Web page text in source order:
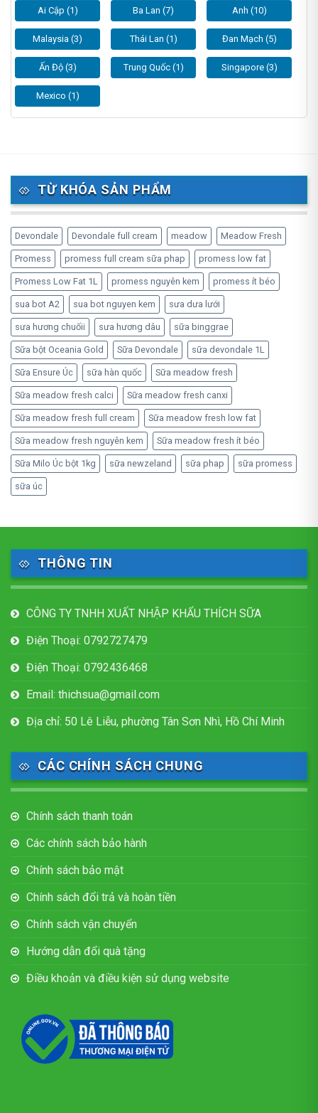
Ai Cập (1) Ba Lan (7) Anh (10)
Malaysia (3) Thái Lan (1) Đan Mạch (5)
Ấn Độ (3) Trung Quốc (1) Singapore (3)
Mexico (1)
TỪ KHÓA SẢN PHẨM
Devondale Devondale full cream meadow Meadow Fresh
Promess promess full cream sữa phap promess low fat
Promess Low Fat 1L promess nguyên kem promess ít béo
sua bot A2 sua bot nguyen kem sưa dưa lưới
sưa hương chuốii sưa hương dâu sữa binggrae
Sữa bột Oceania Gold Sữa Devondale sữa devondale 1L
Sữa Ensure Úc sữa hàn quốc Sữa meadow fresh
Sữa meadow fresh calci Sữa meadow fresh canxi
Sữa meadow fresh full cream Sữa meadow fresh low fat
Sữa meadow fresh nguyên kem Sữa meadow fresh ít béo
Sữa Milo Úc bột 1kg sữa newzeland sữa phap sữa promess
sữa úc
THÔNG TIN
CÔNG TY TNHH XUẤT NHẬP KHẨU THÍCH SỮA
Điện Thoại: 0792727479
Điện Thoại: 0792436468
Email: thichsua@gmail.com
Địa chỉ: 50 Lê Liễu, phường Tân Sơn Nhì, Hồ Chí Minh
CÁC CHÍNH SÁCH CHUNG
Chính sách thanh toán
Các chính sách bảo hành
Chính sách bảo mật
Chính sách đổi trả và hoàn tiền
Chính sách vận chuyển
Hướng dẫn đổi quà tặng
Điều khoản và điều kiện sử dụng website